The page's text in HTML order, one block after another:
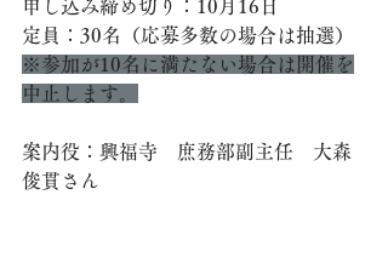
申し込み締め切り：10月16日
定員：30名（応募多数の場合は抽選）
※参加が10名に満たない場合は開催を
中止します。
案内役：興福寺　庶務部副主任　大森
俊貫さん